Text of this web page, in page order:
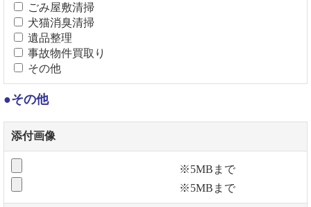
ごみ屋敷清掃
犬猫消臭清掃
遺品整理
事故物件買取り
その他
●その他
添付画像
※5MBまで
※5MBまで